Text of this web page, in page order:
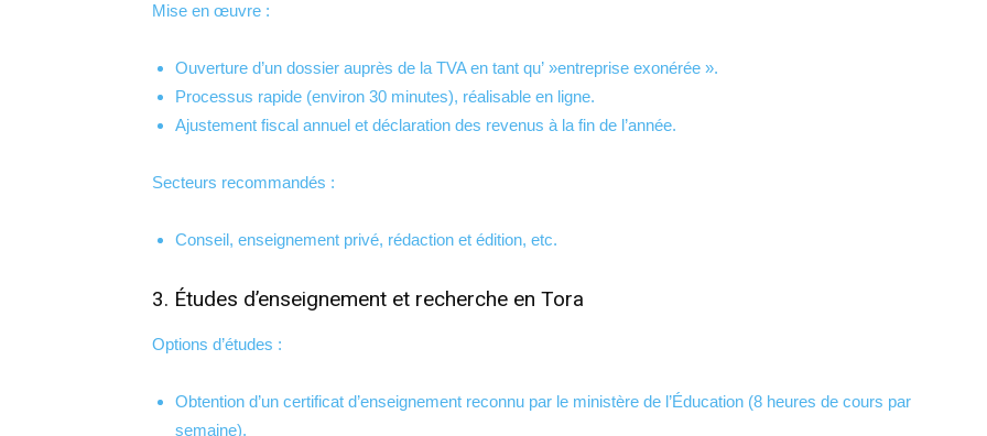
Mise en œuvre :
Ouverture d’un dossier auprès de la TVA en tant qu’ »entreprise exonérée ».
Processus rapide (environ 30 minutes), réalisable en ligne.
Ajustement fiscal annuel et déclaration des revenus à la fin de l’année.
Secteurs recommandés :
Conseil, enseignement privé, rédaction et édition, etc.
3. Études d’enseignement et recherche en Tora
Options d’études :
Obtention d’un certificat d’enseignement reconnu par le ministère de l’Éducation (8 heures de cours par
semaine).